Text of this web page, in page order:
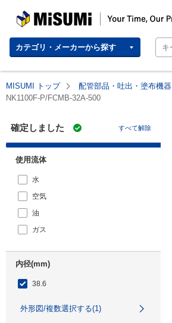
MISUMI | Your Time, Our Priority
カテゴリ・メーカーから探す
MISUMI トップ 配管部品・吐出・塗布機器
NK1100F-P/FCMB-32A-500
確定しました すべて解除
使用流体
水
空気
油
ガス
内径(mm)
38.6
外形図/複数選択する(1)